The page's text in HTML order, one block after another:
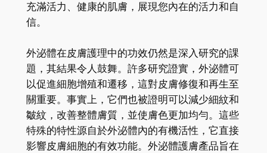
充滿活力、健康的肌膚，展現您內在的活力和自
信。
外泌體在皮膚護理中的功效仍然是深入研究的課
題，其結果令人鼓舞。許多研究證實，外泌體可
以促進細胞增殖和遷移，這對皮膚修復和再生至
關重要。事實上，它們也被證明可以減少細紋和
皺紋，改善整體膚質，並使膚色更加均勻。這些
特殊的特性源自於外泌體內的有機活性，它直接
影響皮膚細胞的有效功能。外泌體護膚產品旨在